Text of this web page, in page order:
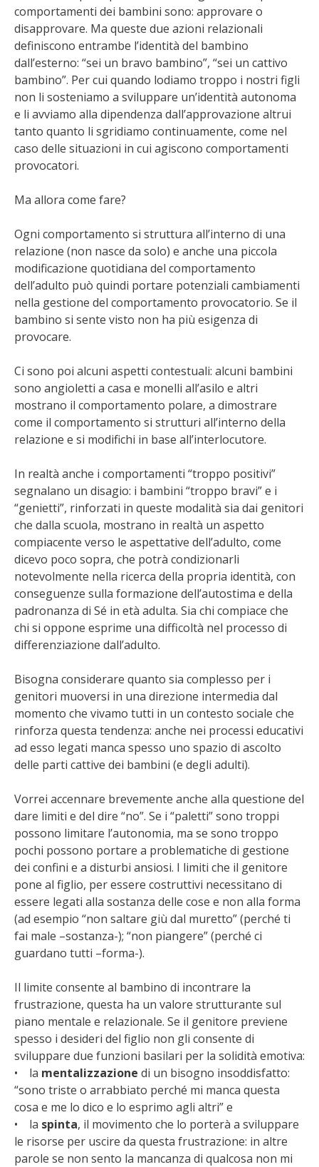
comportamenti dei bambini sono: approvare o
disapprovare. Ma queste due azioni relazionali
definiscono entrambe l’identità del bambino
dall’esterno: “sei un bravo bambino”, “sei un cattivo
bambino”. Per cui quando lodiamo troppo i nostri figli
non li sosteniamo a sviluppare un’identità autonoma
e li avviamo alla dipendenza dall’approvazione altrui
tanto quanto li sgridiamo continuamente, come nel
caso delle situazioni in cui agiscono comportamenti
provocatori.
Ma allora come fare?
Ogni comportamento si struttura all’interno di una
relazione (non nasce da solo) e anche una piccola
modificazione quotidiana del comportamento
dell’adulto può quindi portare potenziali cambiamenti
nella gestione del comportamento provocatorio. Se il
bambino si sente visto non ha più esigenza di
provocare.
Ci sono poi alcuni aspetti contestuali: alcuni bambini
sono angioletti a casa e monelli all’asilo e altri
mostrano il comportamento polare, a dimostrare
come il comportamento si strutturi all’interno della
relazione e si modifichi in base all’interlocutore.
In realtà anche i comportamenti “troppo positivi”
segnalano un disagio: i bambini “troppo bravi” e i
“genietti”, rinforzati in queste modalità sia dai genitori
che dalla scuola, mostrano in realtà un aspetto
compiacente verso le aspettative dell’adulto, come
dicevo poco sopra, che potrà condizionarli
notevolmente nella ricerca della propria identità, con
conseguenze sulla formazione dell’autostima e della
padronanza di Sé in età adulta. Sia chi compiace che
chi si oppone esprime una difficoltà nel processo di
differenziazione dall’adulto.
Bisogna considerare quanto sia complesso per i
genitori muoversi in una direzione intermedia dal
momento che vivamo tutti in un contesto sociale che
rinforza questa tendenza: anche nei processi educativi
ad esso legati manca spesso uno spazio di ascolto
delle parti cattive dei bambini (e degli adulti).
Vorrei accennare brevemente anche alla questione del
dare limiti e del dire “no”. Se i “paletti” sono troppi
possono limitare l’autonomia, ma se sono troppo
pochi possono portare a problematiche di gestione
dei confini e a disturbi ansiosi. I limiti che il genitore
pone al figlio, per essere costruttivi necessitano di
essere legati alla sostanza delle cose e non alla forma
(ad esempio “non saltare giù dal muretto” (perché ti
fai male –sostanza-); “non piangere” (perché ci
guardano tutti –forma-).
Il limite consente al bambino di incontrare la
frustrazione, questa ha un valore strutturante sul
piano mentale e relazionale. Se il genitore previene
spesso i desideri del figlio non gli consente di
sviluppare due funzioni basilari per la solidità emotiva:
• la mentalizzazione di un bisogno insoddisfatto:
“sono triste o arrabbiato perché mi manca questa
cosa e me lo dico e lo esprimo agli altri” e
• la spinta, il movimento che lo porterà a sviluppare
le risorse per uscire da questa frustrazione: in altre
parole se non sento la mancanza di qualcosa non mi